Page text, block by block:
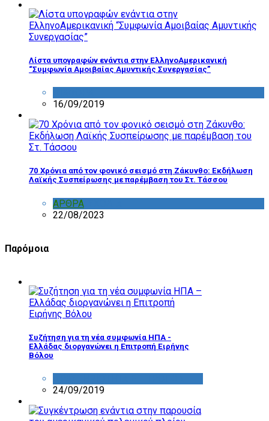
Λίστα υπογραφών ενάντια στην ΕλληνοΑμερικανική
“Συμφωνία Αμοιβαίας Αμυντικής Συνεργασίας”
16/09/2019
70 Χρόνια από τον φονικό σεισμό στη Ζάκυνθο: Εκδήλωση
Λαϊκής Συσπείρωσης με παρέμβαση του Στ. Τάσσου
ΑΡΘΡΑ
22/08/2023
Παρόμοια
Συζήτηση για τη νέα συμφωνία ΗΠΑ -
Ελλάδας διοργανώνει η Επιτροπή Ειρήνης
Βόλου
24/09/2019